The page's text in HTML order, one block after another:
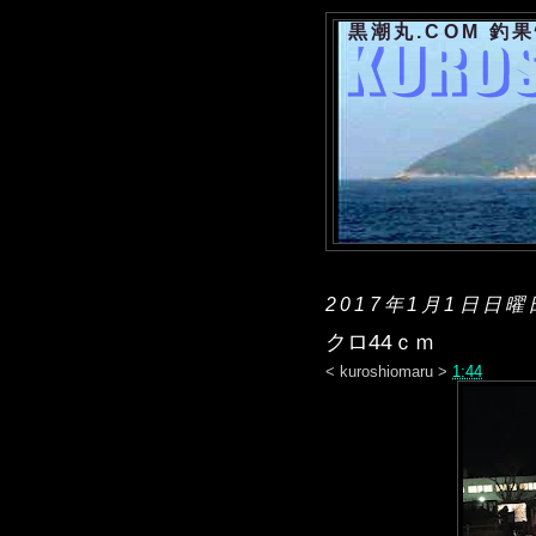
黒潮丸.COM 釣
2017年1月1日日曜
クロ44ｃｍ
< kuroshiomaru > 1:44